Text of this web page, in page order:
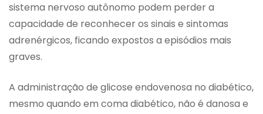
sistema nervoso autônomo podem perder a
capacidade de reconhecer os sinais e sintomas
adrenérgicos, ficando expostos a episódios mais
graves.
A administração de glicose endovenosa no diabético,
mesmo quando em coma diabético, não é danosa e